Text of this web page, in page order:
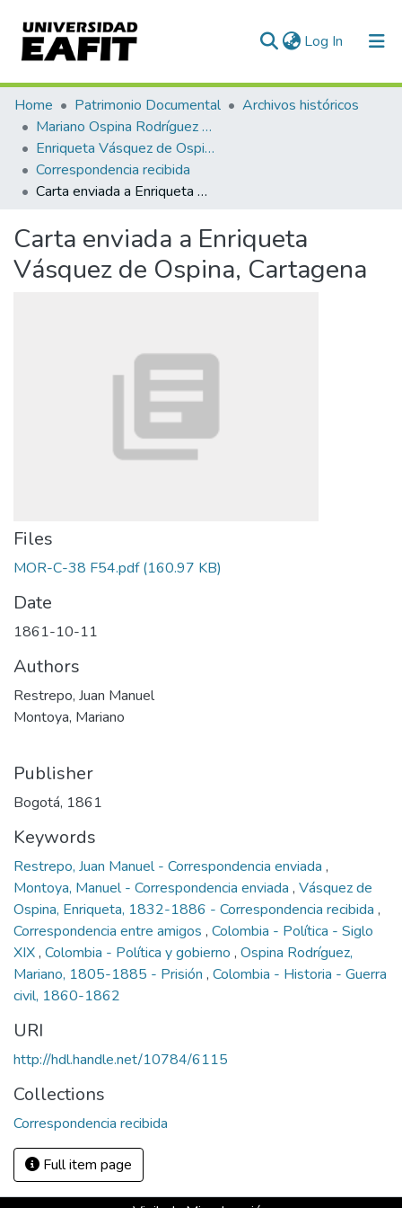
Log In (current)
Communities & Collections
All of DSpace
Statistics
Home Patrimonio Documental
Archivos históricos
Mariano Ospina Rodríguez (1826 -1912)
Enriqueta Vásquez de Ospina
Correspondencia recibida
Carta enviada a Enriqueta Vásquez de Ospina, Cartagena
Carta enviada a Enriqueta
Vásquez de Ospina, Cartagena
Files
MOR-C-38 F54.pdf(160.97 KB)
Date
1861-10-11
Authors
Restrepo, Juan Manuel
Montoya, Mariano
Publisher
Bogotá, 1861
Keywords
Restrepo, Juan Manuel - Correspondencia enviada ,
Montoya, Manuel - Correspondencia enviada , Vásquez de
Ospina, Enriqueta, 1832-1886 - Correspondencia recibida ,
Correspondencia entre amigos , Colombia - Política - Siglo
XIX, Colombia - Política y gobierno , Ospina Rodríguez,
Mariano, 1805-1885 - Prisión , Colombia - Historia - Guerra
civil, 1860-1862
URI
http://hdl.handle.net/10784/6115
Collections
Correspondencia recibida
Full item page